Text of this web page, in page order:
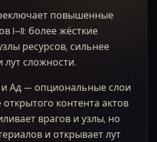
повышенные
I–II: более жёсткие
ресурсов, сильнее
сложности.
Ад — опциональные слои
контента актов
врагов и узлы, но
и открывает лут